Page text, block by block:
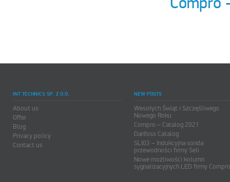
INT TECHNICS SP. Z O.O.
About us
Offer
Blog
Privacy policy
Contact us
NEW POSTS
Wesołych Świąt i Szczęśliwego
Nowego Roku
Compro – Catalog 2021
Danfoss Catalog
SLI03 – Indukcyjna sonda
przewodności firmy Seli
Nowe możliwości kolumn
sygnalizacyjnych LED firmy